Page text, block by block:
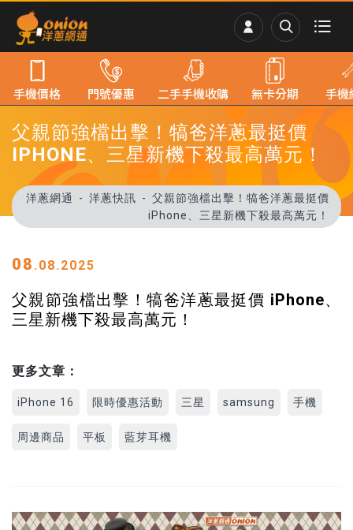
父親節強檔出擊！犒爸洋蔥最挺價
IPHONE、三星新機下殺最高萬元！
洋蔥網通 洋蔥快訊
父親節強檔出擊！犒爸洋蔥最挺價
iPhone、三星新機下殺最高萬元！
08 .08.2025
父親節強檔出擊！犒爸洋蔥最挺價 iPhone、
三星新機下殺最高萬元！
更多文章：
iPhone 16 限時優惠活動 三星 samsung 手機
周邊商品 平板 藍芽耳機
手機價格 門號優惠 二手手機收購 無卡分期 手機